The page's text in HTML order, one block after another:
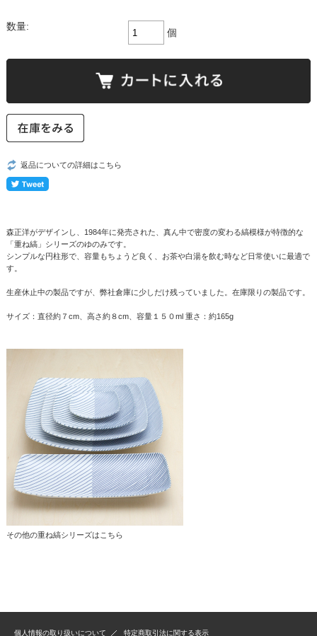
数量:
個
返品についての詳細はこちら
森正洋がデザインし、1984年に発売された、真ん中で密度の変わる縞模様が特徴的な
「重ね縞」シリーズのゆのみです。
シンプルな円柱形で、容量もちょうど良く、お茶や白湯を飲む時など日常使いに最適で
す。
生産休止中の製品ですが、弊社倉庫に少しだけ残っていました。在庫限りの製品です。
サイズ：直径約７cm、高さ約８cm、容量１５０ml 重さ：約165g
その他の重ね縞シリーズはこちら
個人情報の取り扱いについて 特定商取引法に関する表示